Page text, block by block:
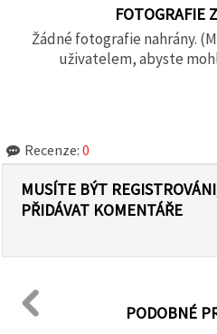
FOTOGRAFIE
Žádné fotografie nahrány.
uživatelem, abyste
Recenze: 0
MUSÍTE BÝT
PŘIDÁVAT KOMENTÁŘE
PODOBNÉ